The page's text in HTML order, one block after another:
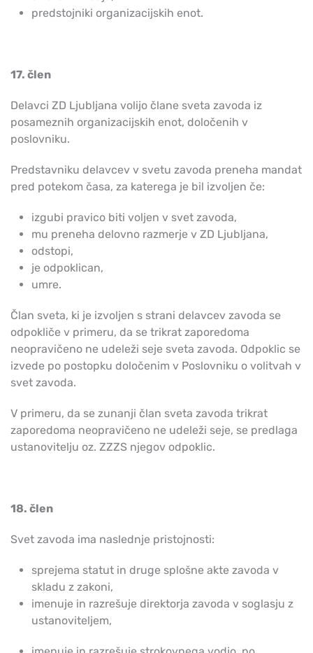
predstojniki organizacijskih enot.
17. člen
Delavci ZD Ljubljana volijo člane sveta zavoda iz
posameznih organizacijskih enot, določenih v
poslovniku.
Predstavniku delavcev v svetu zavoda preneha mandat
pred potekom časa, za katerega je bil izvoljen če:
izgubi pravico biti voljen v svet zavoda,
mu preneha delovno razmerje v ZD Ljubljana,
odstopi,
je odpoklican,
umre.
Član sveta, ki je izvoljen s strani delavcev zavoda se
odpokliče v primeru, da se trikrat zaporedoma
neopravičeno ne udeleži seje sveta zavoda. Odpoklic se
izvede po postopku določenim v Poslovniku o volitvah v
svet zavoda.
V primeru, da se zunanji član sveta zavoda trikrat
zaporedoma neopravičeno ne udeleži seje, se predlaga
ustanovitelju oz. ZZZS njegov odpoklic.
18. člen
Svet zavoda ima naslednje pristojnosti:
sprejema statut in druge splošne akte zavoda v
skladu z zakoni,
imenuje in razrešuje direktorja zavoda v soglasju z
ustanoviteljem,